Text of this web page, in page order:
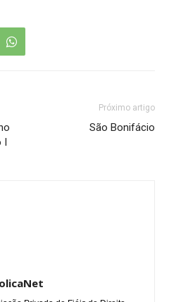
I
Próximo artigo
São Bonifácio